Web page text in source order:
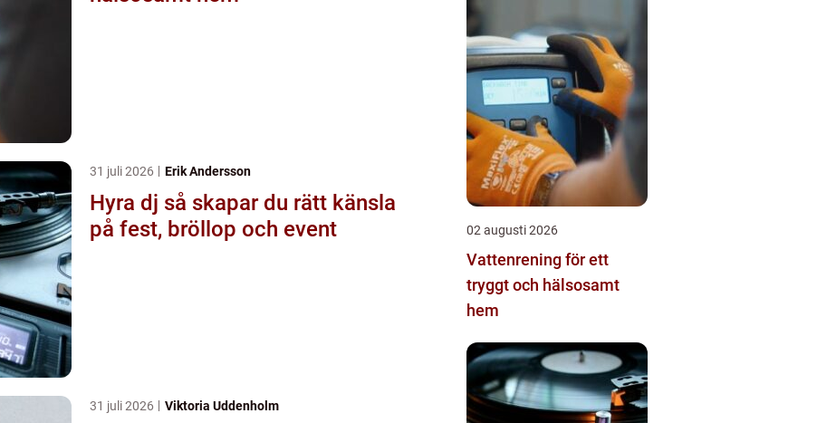
31 juli 2026 Erik Andersson
Hyra dj så skapar du rätt känsla
på fest, bröllop och event
31 juli 2026 Viktoria Uddenholm
02 augusti 2026
Vattenrening för ett
tryggt och hälsosamt
hem